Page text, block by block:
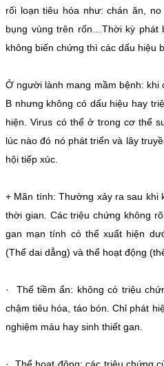
rối loạn tiêu hóa như: chán ăn,
bụng vùng trên rốn…Thời kỳ phát
không biến chứng thì các dấu hiệu
Ở người lành mang mầm bệnh: khi
B nhưng không có dấu hiệu hay
hiện. Virus có thể ở trong cơ thể
lúc nào đó nó phát triển và lây
hội tiếp xúc.
+ Mãn tính: Thường xảy ra sau khi
thời gian. Các triệu chứng không
gan mạn tính có thể xuất hiện
(Thể dai dẳng) và thể hoạt động
· Thể tiềm ẩn: không có triệu
chậm tiêu hóa, táo bón. Chỉ phát
nghiệm máu hay sinh thiết gan.